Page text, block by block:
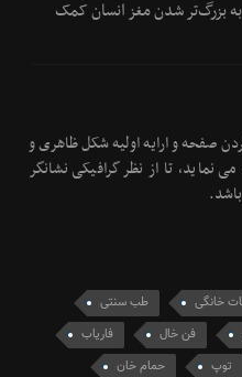
بزرگ‌تر شدن مغز انسان کمک
صفحه و ارایه اولیه شکل ظاهری و
تا از نظر گرافیکی نشانگر
خانگی
طب سنتی
فن خال
فاریاب
توپ حمام خان